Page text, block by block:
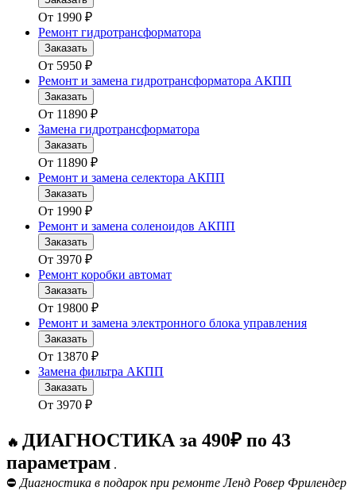
От 1990 ₽
Ремонт гидротрансформатора
Заказать
От 5950 ₽
Ремонт и замена гидротрансформатора АКПП
Заказать
От 11890 ₽
Замена гидротрансформатора
Заказать
От 11890 ₽
Ремонт и замена селектора АКПП
Заказать
От 1990 ₽
Ремонт и замена соленоидов АКПП
Заказать
От 3970 ₽
Ремонт коробки автомат
Заказать
От 19800 ₽
Ремонт и замена электронного блока управления
Заказать
От 13870 ₽
Замена фильтра АКПП
Заказать
От 3970 ₽
🔥 ДИАГНОСТИКА за 490₽ по 43
параметрам .
⛔ Диагностика в подарок при ремонте Ленд Ровер Фрилендер